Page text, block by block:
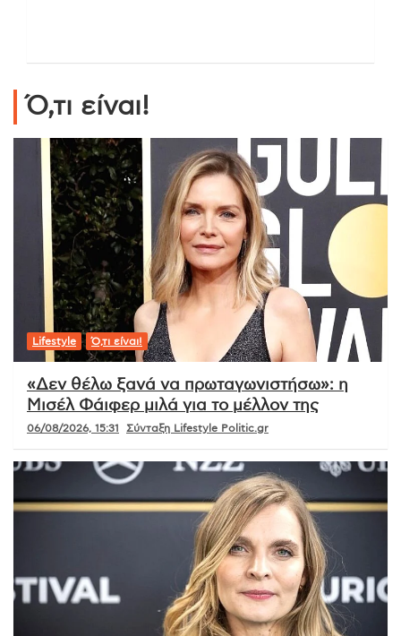
Ό,τι είναι!
Lifestyle Ό,τι είναι!
«Δεν θέλω ξανά να πρωταγωνιστήσω»: η
Μισέλ Φάιφερ μιλά για το μέλλον της
06/08/2026, 15:31 Σύνταξη Lifestyle Politic.gr